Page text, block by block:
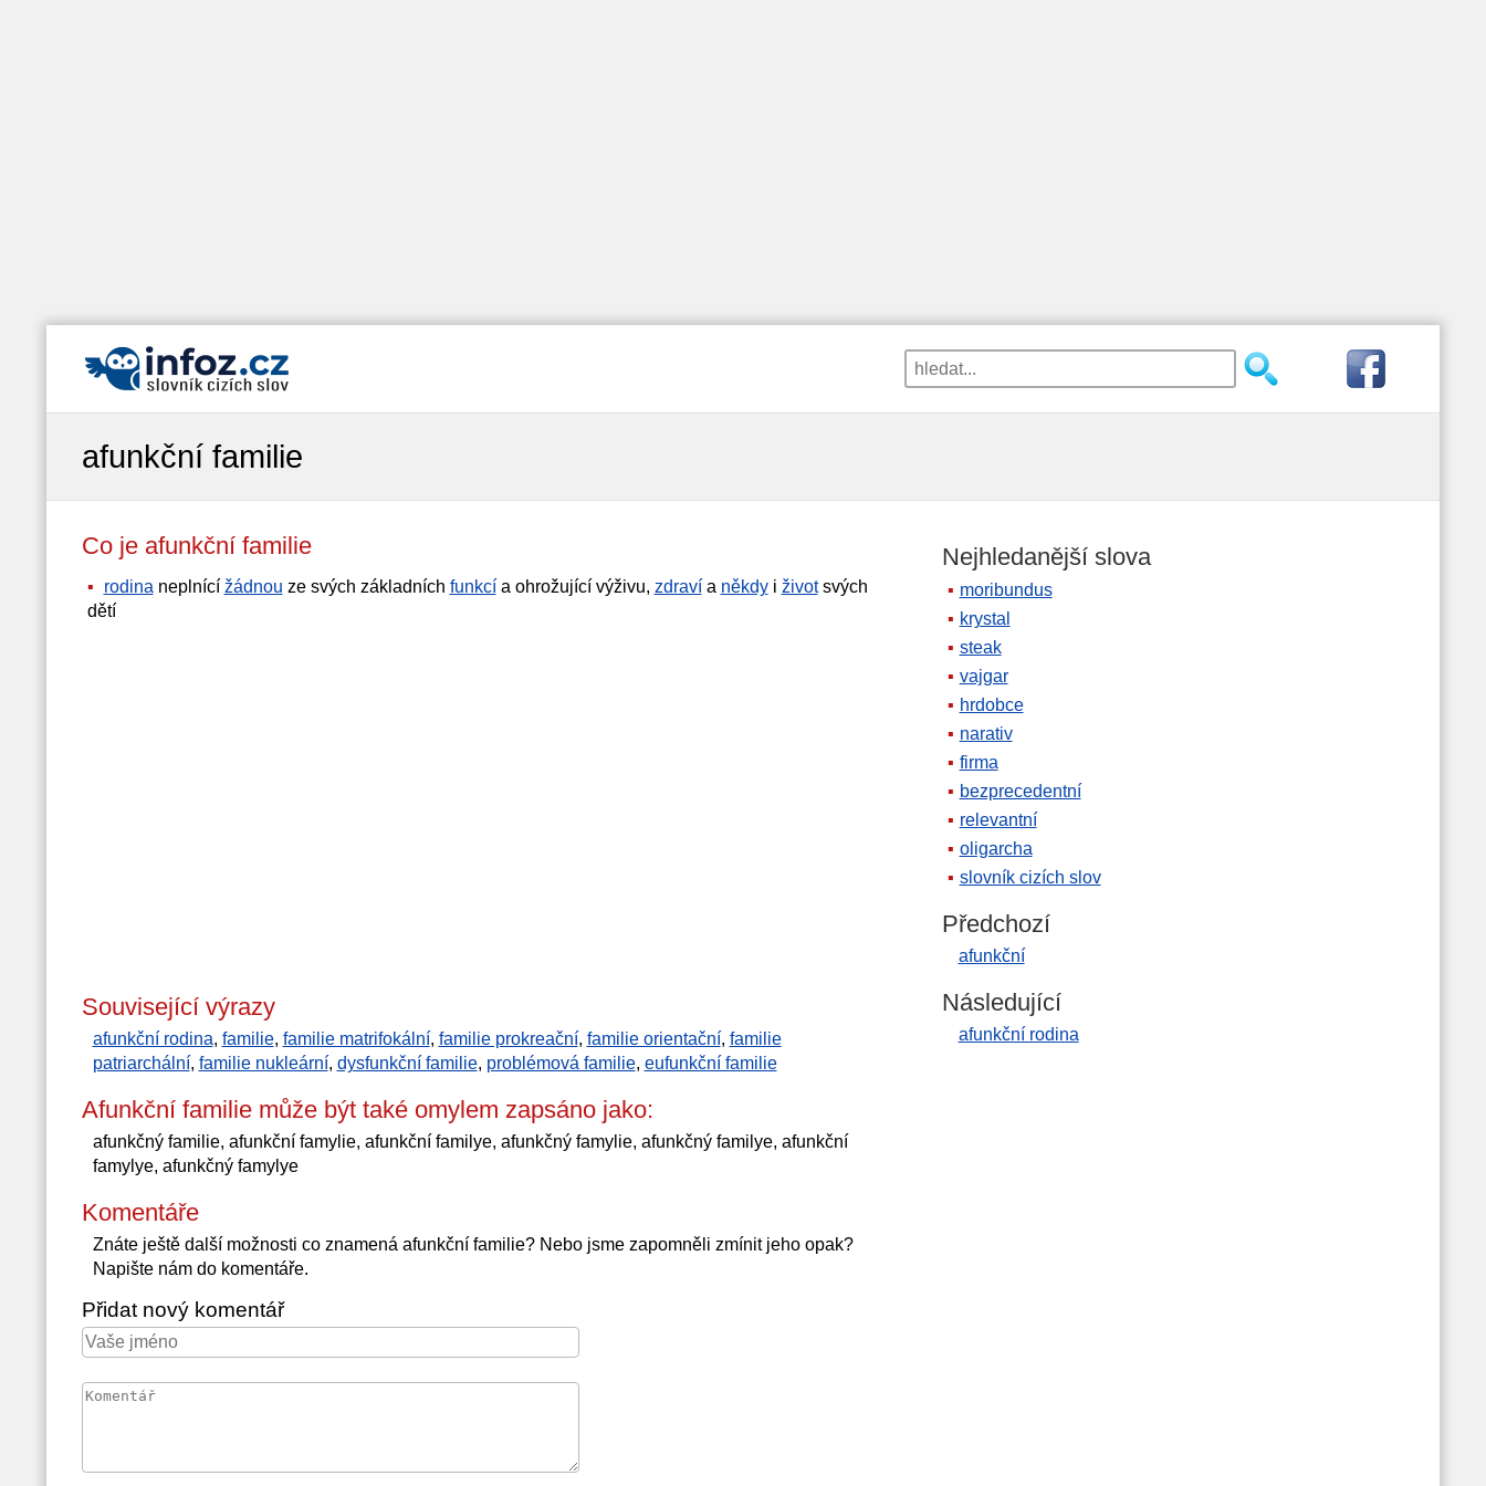
afunkční familie
Co je afunkční familie
rodina neplnící žádnou ze svých základních funkcía ohrožující výživu, zdravía někdyi životsvých
dětí
Související výrazy
afunkční rodina, familie, familie matrifokální, familie prokreační, familie orientační, familie
patriarchální, familie nukleární, dysfunkční familie, problémová familie, eufunkční familie
Afunkční familie může být také omylem zapsáno jako:
afunkčný familie, afunkční famylie, afunkční familye, afunkčný famylie, afunkčný familye, afunkční
famylye, afunkčný famylye
Komentáře
Znáte ještě další možnosti co znamená afunkční familie? Nebo jsme zapomněli zmínit jeho opak?
Napište nám do komentáře.
Přidat nový komentář
Nejhledanější slova
moribundus
krystal
steak
vajgar
hrdobce
narativ
firma
bezprecedentní
relevantní
oligarcha
slovník cizích slov
Předchozí
afunkční
Následující
afunkční rodina